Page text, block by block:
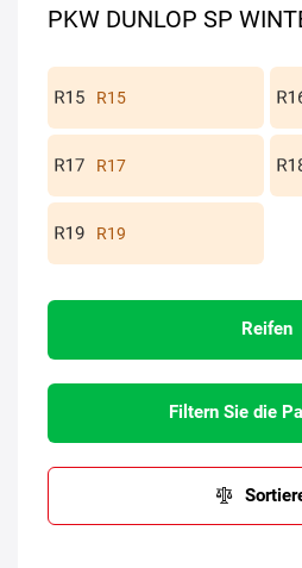
PKW DUNLOP SP
R15
R17
R19
Reifen
Filtern Sie die